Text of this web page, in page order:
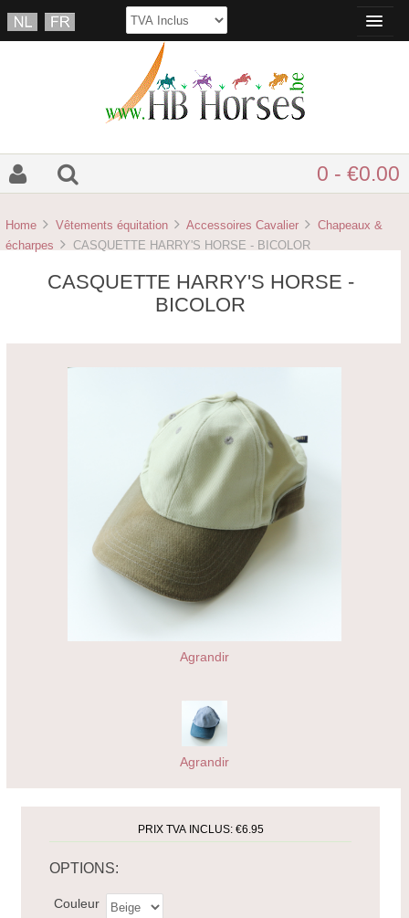
0 - €0.00
Home Vêtements équitation Accessoires Cavalier
Chapeaux &
écharpes
CASQUETTE HARRY'S HORSE - BICOLOR
CASQUETTE HARRY'S HORSE -
BICOLOR
Agrandir
Agrandir
PRIX TVA INCLUS: €6.95
OPTIONS:
Couleur